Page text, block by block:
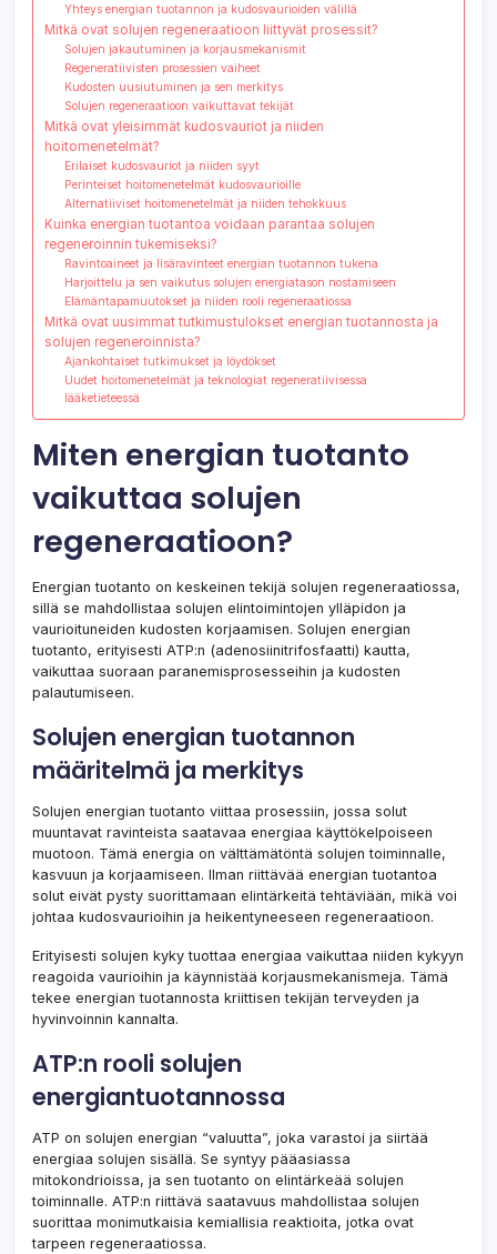
Yhteys energian tuotannon ja kudosvaurioiden välillä
Mitkä ovat solujen regeneraatioon liittyvät prosessit?
Solujen jakautuminen ja korjausmekanismit
Regeneratiivisten prosessien vaiheet
Kudosten uusiutuminen ja sen merkitys
Solujen regeneraatioon vaikuttavat tekijät
Mitkä ovat yleisimmät kudosvauriot ja niiden
hoitomenetelmät?
Erilaiset kudosvauriot ja niiden syyt
Perinteiset hoitomenetelmät kudosvaurioille
Alternatiiviset hoitomenetelmät ja niiden tehokkuus
Kuinka energian tuotantoa voidaan parantaa solujen
regeneroinnin tukemiseksi?
Ravintoaineet ja lisäravinteet energian tuotannon tukena
Harjoittelu ja sen vaikutus solujen energiatason nostamiseen
Elämäntapamuutokset ja niiden rooli regeneraatiossa
Mitkä ovat uusimmat tutkimustulokset energian tuotannosta ja
solujen regeneroinnista?
Ajankohtaiset tutkimukset ja löydökset
Uudet hoitomenetelmät ja teknologiat regeneratiivisessa
lääketieteessä
Miten energian tuotanto
vaikuttaa solujen
regeneraatioon?
Energian tuotanto on keskeinen tekijä solujen regeneraatiossa,
sillä se mahdollistaa solujen elintoimintojen ylläpidon ja
vaurioituneiden kudosten korjaamisen. Solujen energian
tuotanto, erityisesti ATP:n (adenosiinitrifosfaatti) kautta,
vaikuttaa suoraan paranemisprosesseihin ja kudosten
palautumiseen.
Solujen energian tuotannon
määritelmä ja merkitys
Solujen energian tuotanto viittaa prosessiin, jossa solut
muuntavat ravinteista saatavaa energiaa käyttökelpoiseen
muotoon. Tämä energia on välttämätöntä solujen toiminnalle,
kasvuun ja korjaamiseen. Ilman riittävää energian tuotantoa
solut eivät pysty suorittamaan elintärkeitä tehtäviään, mikä voi
johtaa kudosvaurioihin ja heikentyneeseen regeneraatioon.
Erityisesti solujen kyky tuottaa energiaa vaikuttaa niiden kykyyn
reagoida vaurioihin ja käynnistää korjausmekanismeja. Tämä
tekee energian tuotannosta kriittisen tekijän terveyden ja
hyvinvoinnin kannalta.
ATP:n rooli solujen
energiantuotannossa
ATP on solujen energian “valuutta”, joka varastoi ja siirtää
energiaa solujen sisällä. Se syntyy pääasiassa
mitokondrioissa, ja sen tuotanto on elintärkeää solujen
toiminnalle. ATP:n riittävä saatavuus mahdollistaa solujen
suorittaa monimutkaisia kemiallisia reaktioita, jotka ovat
tarpeen regeneraatiossa.